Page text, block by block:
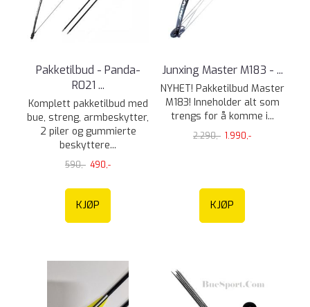
Pakketilbud - Panda-
R021 ...
Komplett pakketilbud med
bue, streng, armbeskytter,
2 piler og gummierte
beskyttere...
590,- 490,-
KJØP
Junxing Master M183 - ...
NYHET! Pakketilbud Master
M183! Inneholder alt som
trengs for å komme i...
2.290,- 1.990,-
KJØP